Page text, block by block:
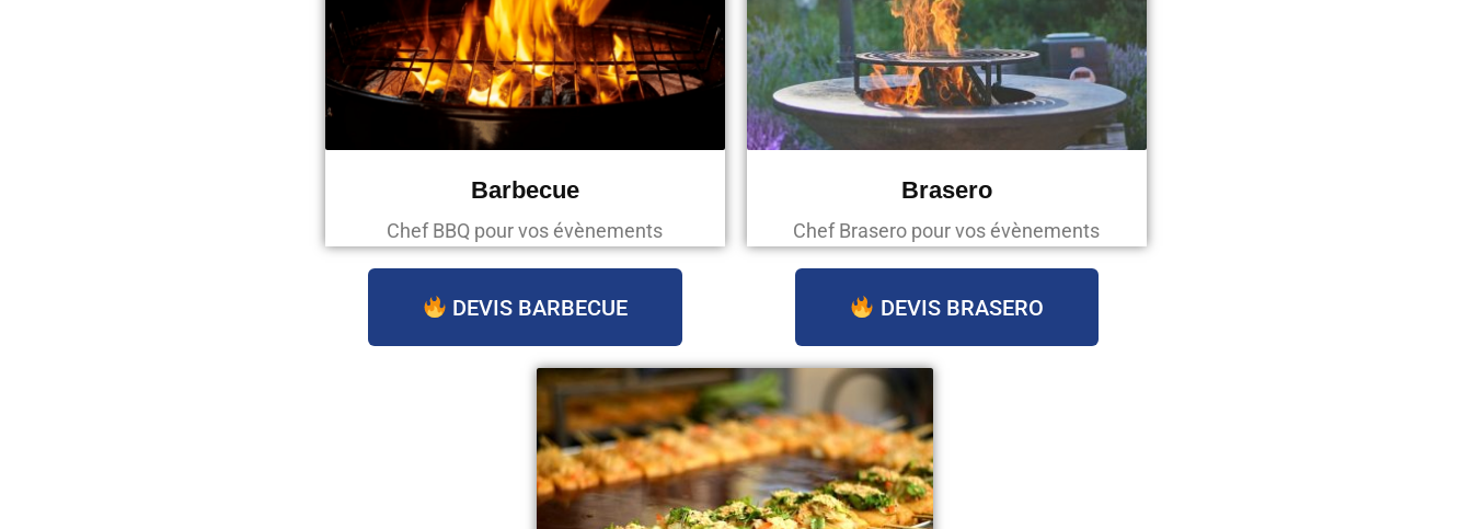
Barbecue
Chef BBQ pour vos évènements
DEVIS BARBECUE
Brasero
Chef Brasero pour vos évènements
DEVIS BRASERO